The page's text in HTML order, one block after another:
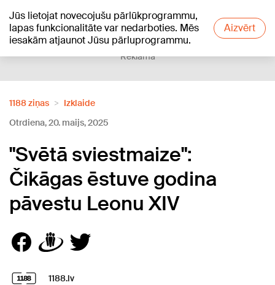
Jūs lietojat novecojušu pārlūkprogrammu,
lapas funkcionalitāte var nedarboties. Mēs
iesakām atjaunot Jūsu pārluprogrammu.
Aizvērt
+18°C
Reklāma
1188 ziņas
Izklaide
Otrdiena, 20. maijs, 2025
"Svētā sviestmaize":
Čikāgas ēstuve godina
pāvestu Leonu XIV
1188.lv